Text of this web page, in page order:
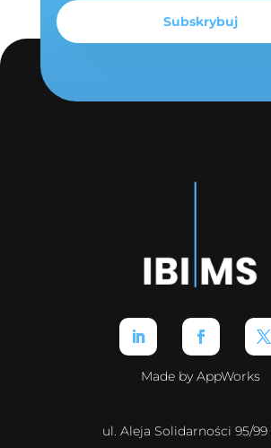
Made by AppWorks
ul. Aleja Solidarności 95/99